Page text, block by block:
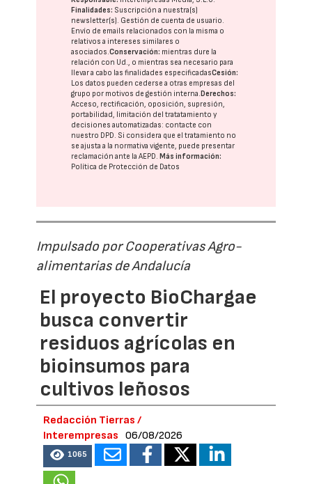
Finalidades: Suscripción a nuestra(s)
newsletter(s). Gestión de cuenta de usuario.
Envío de emails relacionados con la misma o
relativos a intereses similares o
asociados.Conservación: mientras dure la
relación con Ud., o mientras sea necesario para
llevar a cabo las finalidades especificadasCesión:
Los datos pueden cederse a otras empresas del
grupo por motivos de gestión interna. Derechos:
Acceso, rectificación, oposición, supresión,
portabilidad, limitación del tratatamiento y
decisiones automatizadas: contacte con
nuestro DPD. Si considera que el tratamiento no
se ajusta a la normativa vigente, puede presentar
reclamación ante laAEPD. Más información:
Política de Protección de Datos
Impulsado por Cooperativas Agro-
alimentarias de Andalucía
El proyecto BioChargae
busca convertir
residuos agrícolas en
bioinsumos para
cultivos leñosos
Redacción Tierras /
Interempresas
06/08/2026
1065